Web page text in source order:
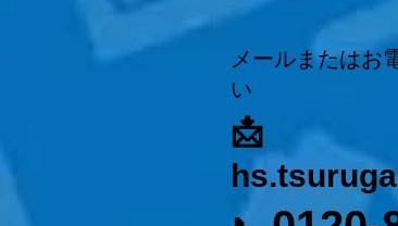
メールまたはお
い
📩